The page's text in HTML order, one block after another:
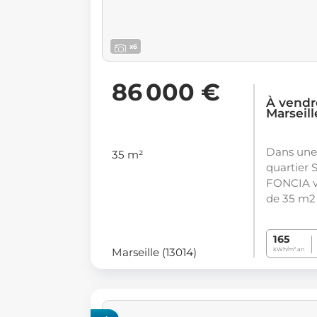
x6
86 000 €
35 m²
Marseille (13014)
À
Dans
quartier
FONCIA
de 35
165
kWh/m².an